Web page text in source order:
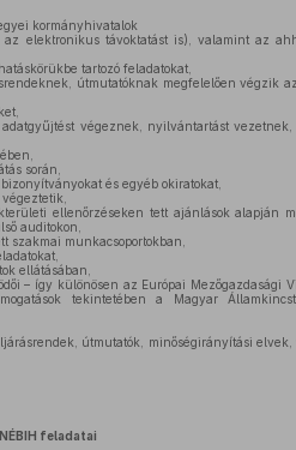
kormányhivatalok
elektronikus távoktatást is), valamint az
tartozó feladatokat,
útmutatóknak megfelelően végzik
végeznek, nyilvántartást
során,
és egyéb okiratokat,
ellenőrzéseken tett ajánlások alapján
auditokon,
szakmai munkacsoportokban,
ellátásában,
– így különösen az Európai Mezőgazdasági
tekintetében a Magyar
útmutatók, minőségirányítási elvek,
feladatai